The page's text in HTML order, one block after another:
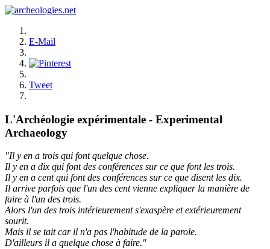
E-Mail
Tweet
L'Archéologie expérimentale - Experimental
Archaeology
"Il y en a trois qui font quelque chose.
Il y en a dix qui font des conférences sur ce que font les trois.
Il y en a cent qui font des conférences sur ce que disent les dix.
Il arrive parfois que l'un des cent vienne expliquer la manière de
faire à l'un des trois.
Alors l'un des trois intérieurement s'exaspère et extérieurement
sourit.
Mais il se tait car il n'a pas l'habitude de la parole.
D'ailleurs il a quelque chose à faire."